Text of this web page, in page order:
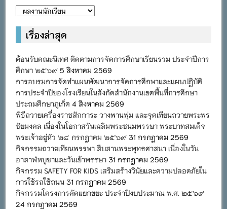
หมวด
เรื่องล่าสุด
ต้อนรับคณะนิเทศ ติดตามการจัดการศึกษาเรียนรวม ประจำปีการ
ศึกษา ๒๕๖๙ 5 สิงหาคม 2569
การอบรมการจัดทำแผนพัฒนาการจัดการศึกษาและแผนปฏิบัติ
การประจำปีของโรงเรียนในสังกัดสำนักงานเขตพื้นที่การศึกษา
ประถมศึกษาภูเก็ต 4 สิงหาคม 2569
พิธีถวายเครื่องราชสักการะ วางพานพุ่ม และจุดเทียนถวายพระพร
ชัยมงคล เนื่องในโอกาสวันเฉลิมพระชนมพรรษา พระบาทสมเด็จ
พระเจ้าอยู่หัว ๒๘ กรกฎาคม ๒๕๖๙ 31 กรกฎาคม 2569
กิจกรรมถวายเทียนพรรษา สืบสานพระพุทธศาสนา เนื่องในวัน
อาสาฬหบูชาและวันเข้าพรรษา 31 กรกฎาคม 2569
กิจกรรม SAFETY FOR KIDS เสริมสร้างวินัยและความปลอดภัยใน
การใช้รถใช้ถนน 31 กรกฎาคม 2569
กิจกรรมโครงการคัดแยกขยะ ประจำปีงบประมาณ พ.ศ. ๒๕๖๙
24 กรกฎาคม 2569